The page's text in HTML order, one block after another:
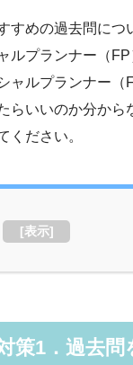
すめの過去問につ
ルプランナー（
ャルプランナー（
らいいのか分から
ください。
[表示]
策1．過去問